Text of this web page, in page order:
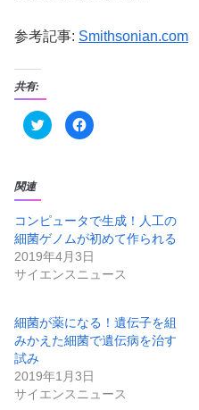
参考記事: Smithsonian.com
共有:
ク
リ
t
t
e
r
で
共
有
し
い
ウ
ィ
ド
ウ
で
開
F
a
共
有
す
る
に
は
ク
ク
し
て
く
さ
い
新
関連
コンピュータで生成！人工の
細菌ゲノムが初めて作られる
2019年4月3日
サイエンスニュース
細菌が薬になる！遺伝子を組
みかえた細菌で遺伝病を治す
試み
2019年1月3日
サイエンスニュース